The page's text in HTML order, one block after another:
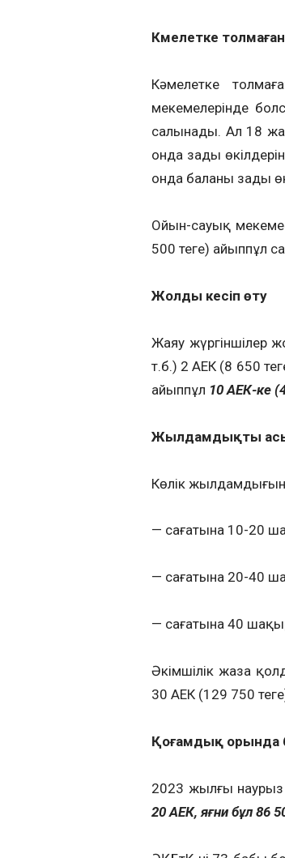
Кәмелетке
Кәмелетке
мекемелерінде
салынады. Ал 18
онда заңды
онда баланың заңды
Ойын-сауық
500 теңге) айыппұл
Жолды кесіп өту
Жаяу жүргіншілер
т.б.) 2 АЕК (8 650
айыппұл 10 АЕК-ке
Жылдамдықты
Көлік
— сағатына 10-20
— сағатына 20-40
— сағатына 40
Әкімшілік жаза
30 АЕК (129 750
Қоғамдық орында
2023 жылғы наурыз
20 АЕК, яғни бұл 86